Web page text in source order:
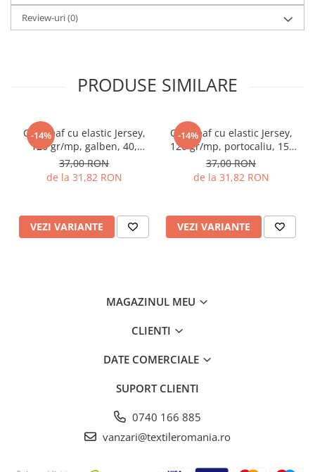
Review-uri(0)
PRODUSE SIMILARE
-14%
Cearceaf cu elastic Jersey,
120 gr/mp, galben, 40,
100% bumbac, Gecor
37,00 RON
de la 31,82 RON
VEZI VARIANTE
-14%
Cearceaf cu elastic Jersey,
120 gr/mp, portocaliu, 15,
100% bumbac, Gecor
37,00 RON
de la 31,82 RON
VEZI VARIANTE
MAGAZINUL MEU
CLIENTI
DATE COMERCIALE
SUPORT CLIENTI
0740 166 885
vanzari@textileromania.ro